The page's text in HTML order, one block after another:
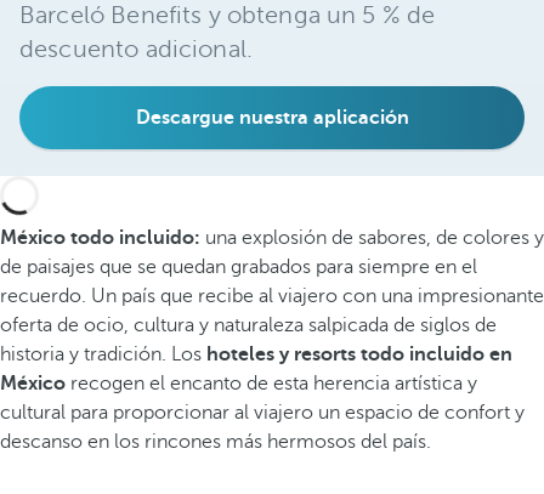
Barceló Benefits y obtenga un 5 % de
descuento adicional.
Descargue nuestra aplicación
México todo incluido: una explosión de sabores, de colores y
de paisajes que se quedan grabados para siempre en el
recuerdo. Un país que recibe al viajero con una impresionante
oferta de ocio, cultura y naturaleza salpicada de siglos de
historia y tradición. Los hoteles y resorts todo incluido en
México recogen el encanto de esta herencia artística y
cultural para proporcionar al viajero un espacio de confort y
descanso en los rincones más hermosos del país.